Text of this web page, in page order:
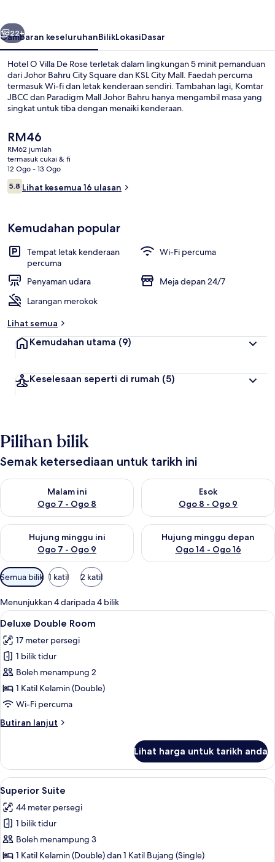
Seterusnya
22+
Gambaran keseluruhanBilikLokasiDasar
Hotel O Villa De Rose terletak dalam lingkungan 5 minit pemanduan
dari Johor Bahru City Square dan KSL City Mall. Faedah percuma
termasuk Wi-fi dan letak kenderaan sendiri. Tambahan lagi, Komtar
JBCC dan Paradigm Mall Johor Bahru hanya mengambil masa yang
singkat untuk tiba dengan menaiki kenderaan.
Harga
semasa
ialah
RM46
RM46
RM62 jumlah
termasuk cukai & fi
12 Ogo - 13 Ogo
Ulasan
5.85.8 daripada 10
Lihat kesemua 16 ulasan
Kemudahan popular
Tempat letak kenderaan
percuma
Wi-Fi percuma
Penyaman udara
Meja depan 24/7
Larangan merokok
Lihat semua
Kemudahan utama (9)
Keselesaan seperti di rumah (5)
Pilihan bilik
Semak ketersediaan untuk tarikh ini
Malam ini
Ogo 7 - Ogo 8
Semak ketersediaan untuk malam ini Ogo 7 - Ogo 8
Esok
Ogo 8 - Ogo 9
Semak ketersediaan untuk
Hujung minggu ini
Ogo 7 - Ogo 9
Semak ketersediaan untuk hujung minggu ini Ogo 7 - Ogo 9
Hujung minggu depan
Ogo 14 - Ogo 16
Semak ketersediaan untuk
Penapis
yang
tersedia
untuk
bilik
Semua bilik 1 katil 2 katil
Menunjukkan 4 daripada 4 bilik
Lihat
semua
foto
untuk
Deluxe
Double
Room
Deluxe Double Room | Meja, Wi-fi
9
Deluxe Double Room
17 meter persegi
1 bilik tidur
Boleh menampung 2
1 Katil Kelamin (Double)
Wi-Fi percuma
Butiran lanjut
Butiran
Double
Room
Lihat harga untuk tarikh anda
Lihat
semua
foto
untuk
Superior
Suite
Superior Suite | Meja, Wi-fi percuma,
7
Superior Suite
44 meter persegi
1 bilik tidur
Boleh menampung 3
1 Katil Kelamin (Double) dan 1 Katil Bujang (Single)